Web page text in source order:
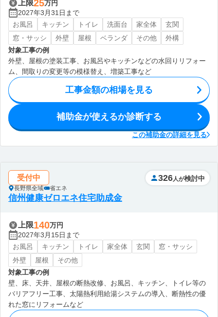
上限25万円
2027年3月31日まで
お風呂
キッチン トイレ 洗面台 家全体
玄関
窓・サッシ
外壁 屋根 ベランダ その他
外構
対象工事の例
外壁、屋根の塗装工事、お風呂やキッチンなどの水回りリフォー
ム、間取りの変更等の模様替え、増築工事など
工事金額の相場を見る
補助金が使えるか診断する
この補助金の詳細を見る
受付中
長野県全域 省エネ
326 人が検討中
信州健康ゼロエネ住宅助成金
上限140万円
2027年3月15日まで
お風呂
キッチン トイレ 家全体 玄関
窓・サッシ
外壁
屋根
その他
対象工事の例
壁、床、天井、屋根の断熱改修、お風呂、キッチン、トイレ等の
バリアフリー工事、太陽熱利用給湯システムの導入、断熱性の優
れた窓にリフォームなど